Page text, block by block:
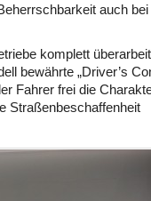
auch bei
komplett
bewährte „Driver’s
Fahrer frei die
Straßenbeschaffenheit